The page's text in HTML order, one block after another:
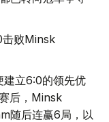
击败Minsk
立6:0的领先优
后，Minsk
随后连赢6局，以